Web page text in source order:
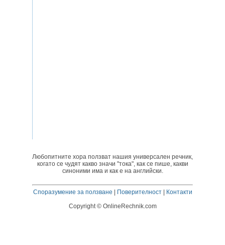
Любопитните хора ползват нашия универсален речник,
когато се чудят какво значи "тока", как се пише, какви
синоними има и как е на английски.
Споразумение за ползване Поверителност|
Контакти
Copyright © OnlineRechnik.com